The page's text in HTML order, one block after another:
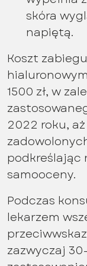
skóra
napiętą.
Koszt
1500 zł, w
2022 roku,
podkreślając
samooceny.
Podczas
lekarzem
zazwyczaj